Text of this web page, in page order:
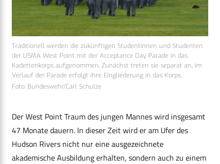
Traditionell werden die zukünftigen Studentinnen und Studenten
der USMA West Point mit der Acceptance Day Parade in das
Kadettenkorps aufgenommen. Zunächst treten sie separat an, im
Verlauf der Parade erfolgt ihre Eingliederung in das Korps.
Foto: Bundeswehr/Carl Schulze
Der West Point Traum des jungen Mannes wird insgesamt
47 Monate dauern. In dieser Zeit wird er am Ufer des
Hudson Rivers nicht nur eine ausgezeichnete
akademische Ausbildung erhalten, sondern auch zu einem